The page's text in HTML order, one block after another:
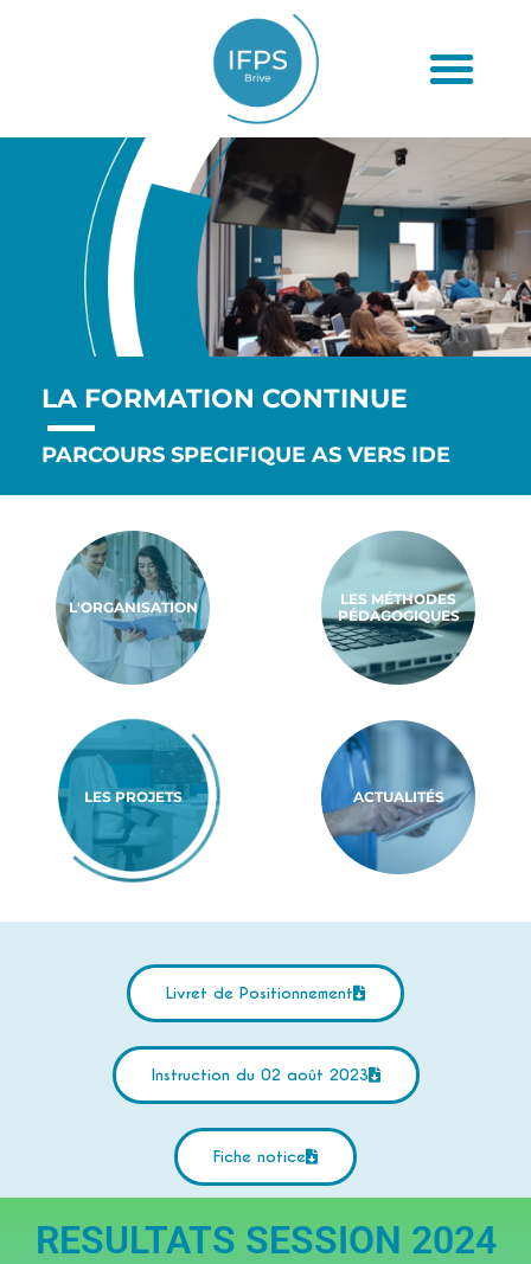
LA FORMATION CONTINUE
PARCOURS SPECIFIQUE AS VERS IDE
L'ORGANISATION
LES MÉTHODES
PÉDAGOGIQUES
LES PROJETS ACTUALITÉS
Livret de Positionnement
Instruction du 02 août 2023
Fiche notice
RESULTATS SESSION 2024